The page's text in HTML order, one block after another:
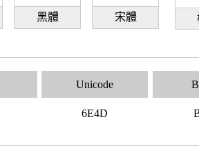
黑體 宋體
Unicode
6E4D